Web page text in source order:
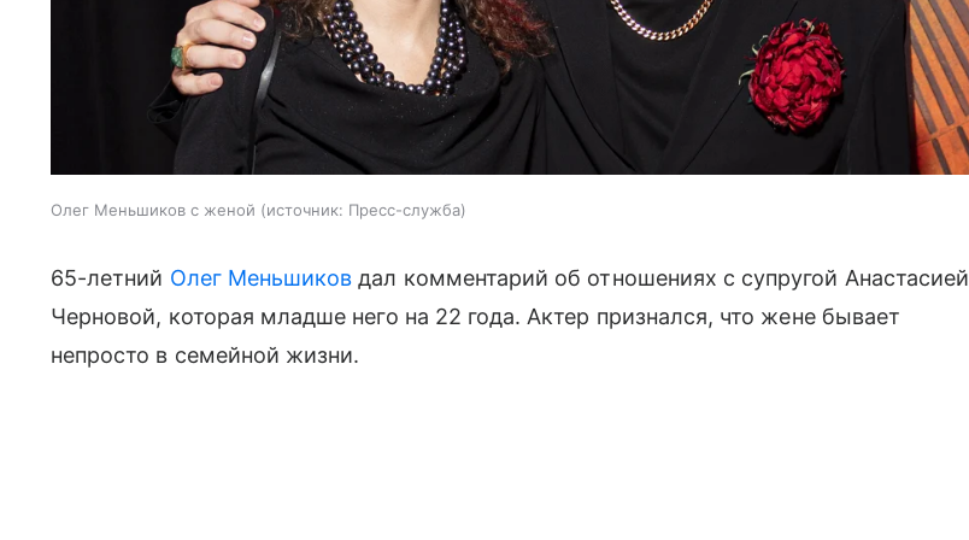
Олег Меньшиков с женой источник: Пресс-служба
65-летний Олег Меньшиков дал комментарий об отношениях с супругой Анастасией
Черновой, которая младше него на 22 года. Актер признался, что жене бывает
непросто в семейной жизни.